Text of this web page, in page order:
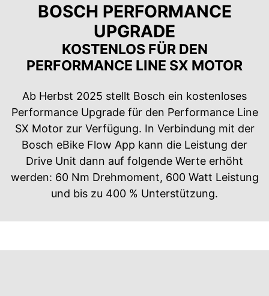
BOSCH PERFORMANCE
UPGRADE
KOSTENLOS FÜR DEN
PERFORMANCE LINE SX MOTOR
Ab Herbst 2025 stellt Bosch ein kostenloses
Performance Upgrade für den Performance Line
SX Motor zur Verfügung. In Verbindung mit der
Bosch eBike Flow App kann die Leistung der
Drive Unit dann auf folgende Werte erhöht
werden: 60 Nm Drehmoment, 600 Watt Leistung
und bis zu 400 % Unterstützung.